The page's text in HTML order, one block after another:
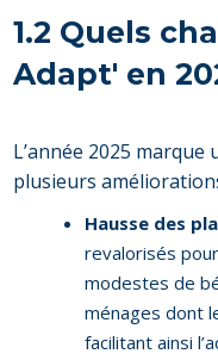
1.2 Quels
Adapt' en
L’année 2025
plusieurs
Hausse des
revalorisés
modestes de
ménages dont
facilitant ainsi